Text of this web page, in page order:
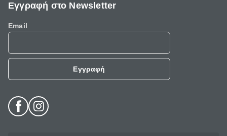
Εγγραφή στο Newsletter
Email
Εγγραφή